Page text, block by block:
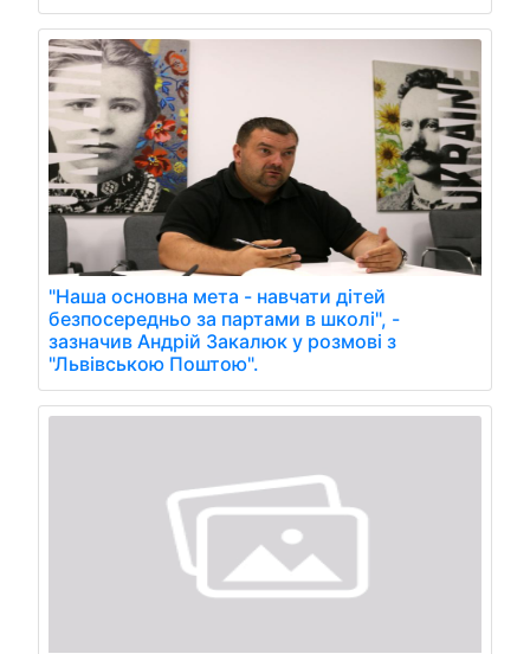
"Наша основна мета - навчати дітей
безпосередньо за партами в школі", -
зазначив Андрій Закалюк у розмові з
"Львівською Поштою".